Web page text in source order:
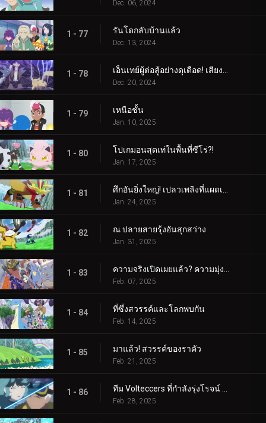
Dec. 06, 2024
1 - 77 รันโดกลับบ้านแล้ว
Dec. 13, 2024
1 - 78
Dec. 20, 2024
1 - 79 เหนือชั้น
Jan. 10, 2025
1 - 80 โปเกมอนสุดเท่ในพื้นที่ซีโร่?!
Jan. 17, 2025
1 - 81
Jan. 24, 2025
1 - 82 ณ ปลายสายรุ้งอันสุกสว่าง
Jan. 31, 2025
1 - 83
Feb. 07, 2025
1 - 84 ที่ซึ่งสวรรค์และโลกพบกัน
Feb. 14, 2025
1 - 85 มาแล้ว! สวรรค์ของราคัว
Feb. 21, 2025
1 - 86
Feb. 28, 2025